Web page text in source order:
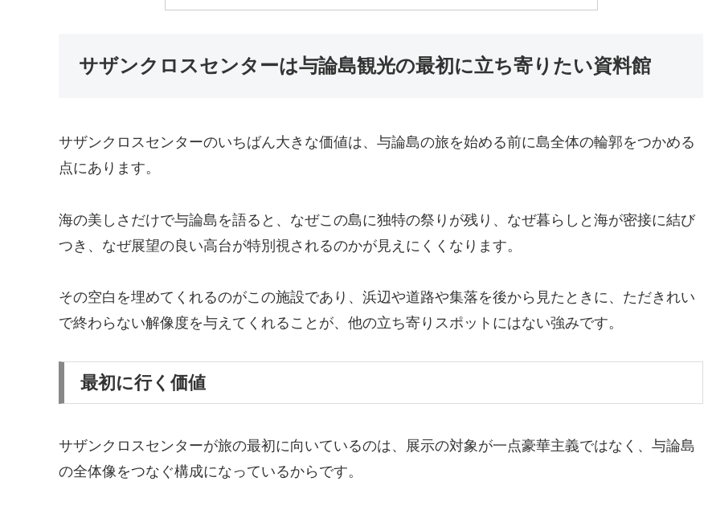
サザンクロスセンターは与論島観光の最初に立ち寄りたい資料館
サザンクロスセンターのいちばん大きな価値は、与論島の旅を始める前に島全体の輪郭をつかめる
点にあります。
海の美しさだけで与論島を語ると、なぜこの島に独特の祭りが残り、なぜ暮らしと海が密接に結び
つき、なぜ展望の良い高台が特別視されるのかが見えにくくなります。
その空白を埋めてくれるのがこの施設であり、浜辺や道路や集落を後から見たときに、ただきれい
で終わらない解像度を与えてくれることが、他の立ち寄りスポットにはない強みです。
最初に行く価値
サザンクロスセンターが旅の最初に向いているのは、展示の対象が一点豪華主義ではなく、与論島
の全体像をつなぐ構成になっているからです。